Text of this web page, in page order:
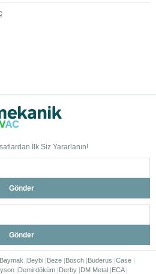
İlk Siz Yararlanın!
Gönder
Gönder
Baymak Beybi Beze Bosch Buderus Case
Demirdöküm Derby DM Metal ECA